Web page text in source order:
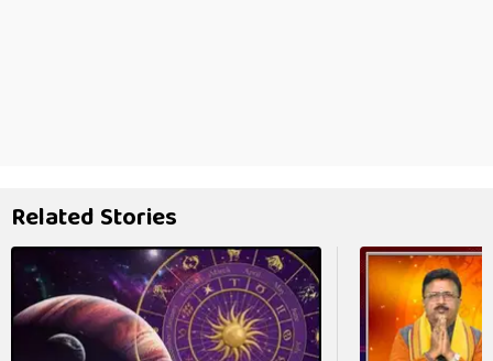
Related Stories